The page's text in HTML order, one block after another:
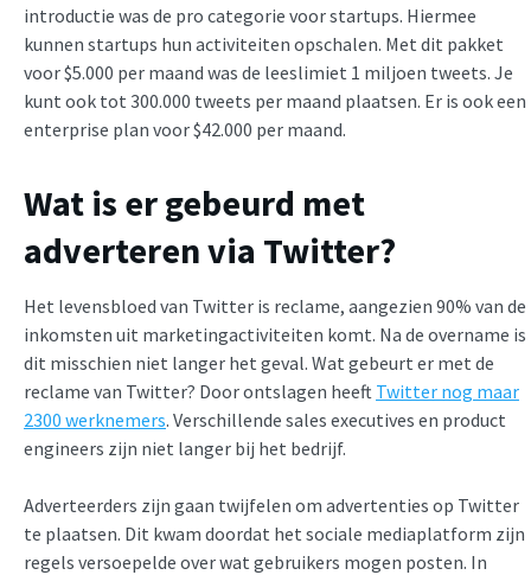
introductie was de pro categorie voor startups. Hiermee
kunnen startups hun activiteiten opschalen. Met dit pakket
voor $5.000 per maand was de leeslimiet 1 miljoen tweets. Je
kunt ook tot 300.000 tweets per maand plaatsen. Er is ook een
enterprise plan voor $42.000 per maand.
Wat is er gebeurd met
adverteren via Twitter?
Het levensbloed van Twitter is reclame, aangezien 90% van de
inkomsten uit marketingactiviteiten komt. Na de overname is
dit misschien niet langer het geval. Wat gebeurt er met de
reclame van Twitter? Door ontslagen heeft Twitter nog maar
2300 werknemers. Verschillende sales executives en product
engineers zijn niet langer bij het bedrijf.
Adverteerders zijn gaan twijfelen om advertenties op Twitter
te plaatsen. Dit kwam doordat het sociale mediaplatform zijn
regels versoepelde over wat gebruikers mogen posten. In